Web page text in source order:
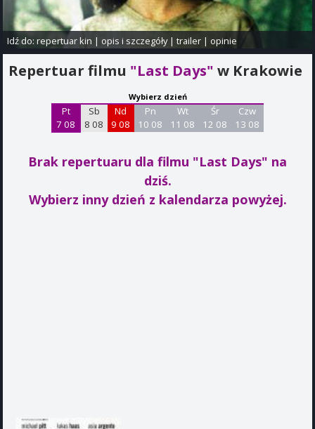
Idź do:repertuar kin | opis i szczegóły|trailer |opinie
Repertuar filmu "Last Days" w Krakowie
Wybierz dzień
Pt
7 08
Sb
8 08
Nd
9 08
Pn
10 08
Wt
11 08
Śr
12 08
Czw
13 08
Brak repertuaru dla filmu "Last Days" na
dziś.
Wybierz inny dzień z kalendarza powyżej.